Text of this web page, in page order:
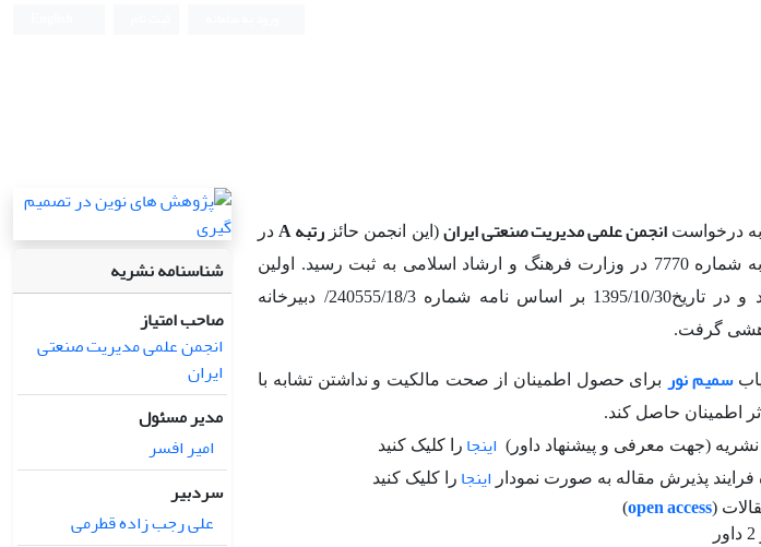
درخواست انجمن علمی مدیریت صنعتی ایران (این انجمن حائز رتبه A
در
سال 1399 شده است) به تاریخ 1395/03/10 و به شماره 7770 در وزارت فرهنگ و ارشاد اسلامی به ثبت رسید. اولین
شماره این فصلنامه در بهار 1395 منتشر شد و در تاریخ1395/10/30 بر اساس نامه شماره 240555/18/3/ دبیرخانه
گرفت.
سمیم نور برای حصول اطمینان از صحت مالکیت و نداشتن تشابه با
اطمینان حاصل کند.
(جهت معرفی و پیشنهاد داور) اینجا را کلیک کنید
پذیرش مقاله به صورت نمودار اینجا را کلیک کنید
(
open access
)
شناسنامه نشریه
صاحب امتیاز
انجمن علمی مدیریت صنعتی
ایران
مدیر مسئول
امیر افسر
سردبیر
علی رجب زاده قطرمی